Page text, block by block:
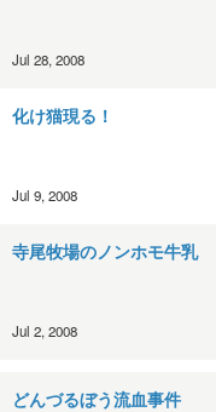
Jul 28, 2008
化け猫現る！
Jul 9, 2008
寺尾牧場のノンホモ牛乳
Jul 2, 2008
どんづるぼう流血事件